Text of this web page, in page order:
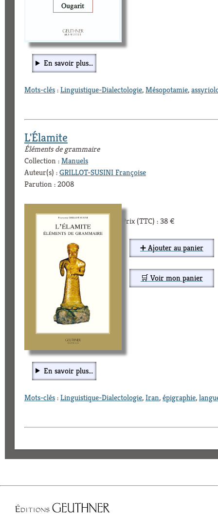
En savoir plus...
Mots-clés:Linguistique-Dialectologie,Mésopotamie,
L'Élamite
Éléments de grammaire
Collection :Manuels
Auteur(s) :GRILLOT-SUSINI Françoise
Parution : 2008
Prix (TTC) : 38 €
➕ Ajouter au panier
🛒 Voir mon panier
En savoir plus...
Mots-clés:Linguistique-Dialectologie,Iran,épigraphie,